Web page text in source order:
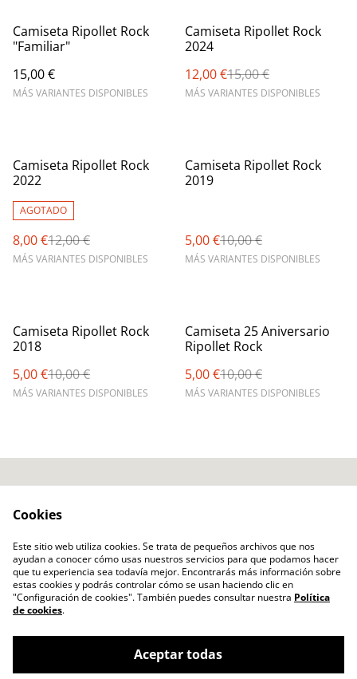
Camiseta Ripollet Rock
"Familiar"
15,00 €
MÁS VARIANTES DISPONIBLES
%
Camiseta Ripollet Rock
2024
12,00 €15,00 €
MÁS VARIANTES DISPONIBLES
%
Camiseta Ripollet Rock
2022
AGOTADO
8,00 €12,00 €
MÁS VARIANTES DISPONIBLES
%
Camiseta Ripollet Rock
2019
5,00 €10,00 €
MÁS VARIANTES DISPONIBLES
%
Camiseta Ripollet Rock
2018
5,00 €10,00 €
MÁS VARIANTES DISPONIBLES
%
Camiseta 25 Aniversario
Ripollet Rock
5,00 €10,00 €
MÁS VARIANTES DISPONIBLES
Política Privacidad
Hazte Socio
Cookies
Este sitio web utiliza cookies. Se trata de pequeños archivos que nos
ayudan a conocer cómo usas nuestros servicios para que podamos hacer
que tu experiencia sea todavía mejor. Encontrarás más información sobre
estas cookies y podrás controlar cómo se usan haciendo clic en
"Configuración de cookies". También puedes consultar nuestra Política
de cookies.
Aceptar todas